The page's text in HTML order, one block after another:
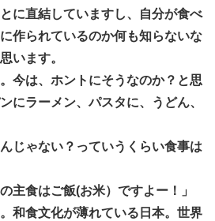
に直結していますし、自分が食べ
作られているのか何も知らないな
います。
今は、ホントにそうなのか？と思
にラーメン、パスタに、うどん、
じゃない？っていうくらい食事は
の主食はご飯(お米）ですよー！」
和食文化が薄れている日本。世界